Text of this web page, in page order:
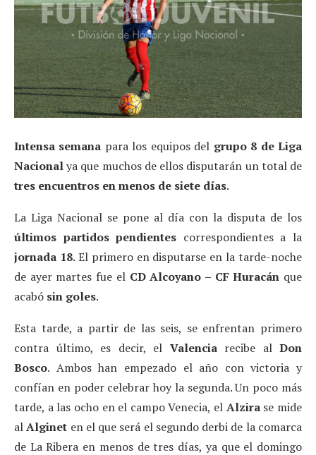
Intensa semana para los equipos del grupo 8 de Liga
Nacionalya que muchos de ellos disputarán un total de
tres encuentros en menos de siete días.
La Liga Nacional se pone al día con la disputa de los
últimos partidos pendientes correspondientes a la
jornada 18. El primero en disputarse en la tarde-noche
de ayer martes fue el CD Alcoyano – CF Huracán que
acabó sin goles.
Esta tarde, a partir de las seis, se enfrentan primero
contra último, es decir, el Valenciarecibe alDon
Bosco. Ambos han empezado el año con victoria y
confían en poder celebrar hoy la segunda. Un poco más
tarde, a las ocho en el campo Venecia, el Alzirase mide
alAlginet en el que será el segundo derbi de la comarca
de La Ribera en menos de tres días, ya que el domingo